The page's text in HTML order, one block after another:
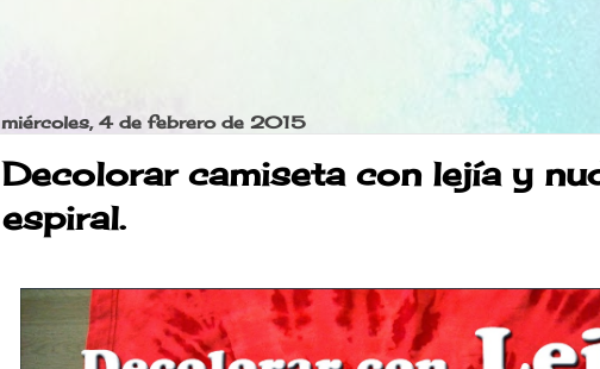
miércoles, 4 de febrero de 2015
Decolorar camiseta con lejía y
espiral.